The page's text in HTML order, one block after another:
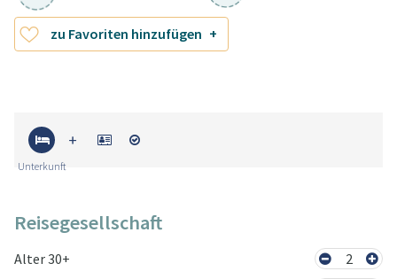
zu Favoriten hinzufügen
Unterkunft
Reisegesellschaft
Alter 30+
2